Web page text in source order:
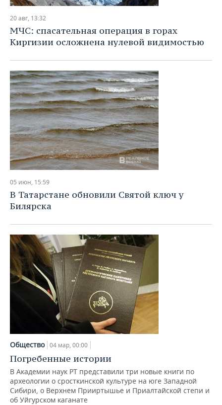
20 авг, 13:32
МЧС: спасательная операция в горах
Киргизии осложнена нулевой видимостью
05 июн, 15:59
В Татарстане обновили Святой ключ у
Билярска
Общество 04 мар, 00:00
Погребенные истории
В Академии наук РТ представили три новые книги по
археологии о сросткинской культуре на юге Западной
Сибири, о Верхнем Прииртышье и Приалтайской степи и
об Уйгурском каганате